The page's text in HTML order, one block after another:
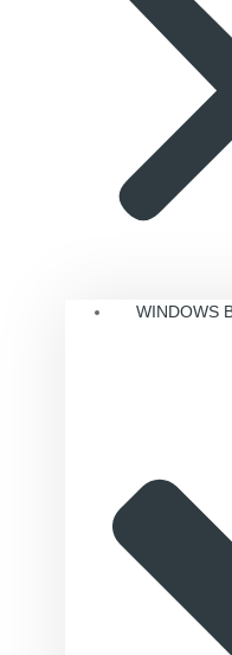
WINDOWS